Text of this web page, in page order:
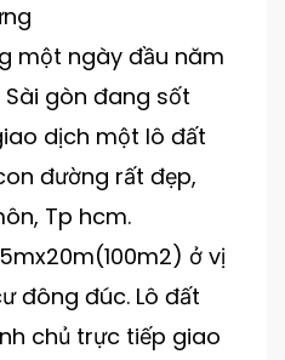
một ngày đầu năm
Sài gòn đang sốt
dịch một lô đất
đường rất đẹp,
Tp hcm.
ở vị
đông đúc. Lô đất
chủ trực tiếp giao